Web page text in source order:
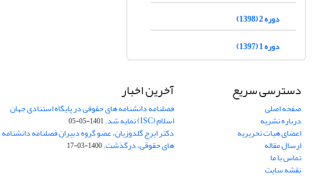
دوره 2 (1398)
دوره 1 (1397)
دسترسی سریع
صفحه اصلی
درباره نشریه
اعضای هیات تحریریه
ارسال مقاله
تماس با ما
نقشه سایت
آخرین اخبار
فصلنامه دانشنامه های حقوقی در پایگاه استنادی جهان
اسلام (ISC) نمایه شد. 1401-05-05
دکتر ایرج گلدوزیان، عضو گروه دبیران فصلنامه دانشنامه
های حقوقی، درگذشت.1400-03-17